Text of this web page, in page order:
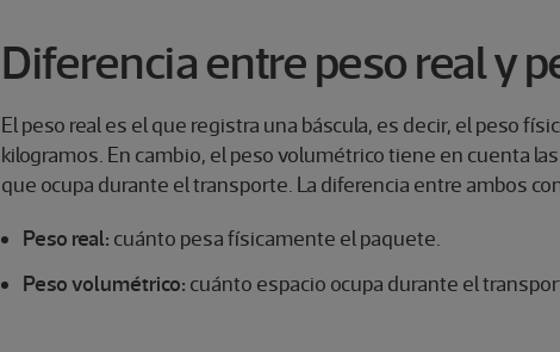
Diferencia entre peso real y
El peso real es el que registra una báscula, es decir, el peso
kilogramos. En cambio, el peso volumétrico tiene en cuenta
que ocupa durante el transporte. La diferencia entre ambos
Peso real: cuánto pesa físicamente el paquete.
Peso volumétrico: cuánto espacio ocupa durante el